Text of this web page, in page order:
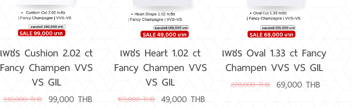
เพชร Cushion 2.02 ct
Fancy Champen VVS
VS GIL
330,000 THB 99,000 THB
เพชร Heart 1.02 ct
Fancy Champen VVS
VS GIL
169,000 THB 49,000 THB
เพชร Oval 1.33 ct Fancy
Champen VVS VS GIL
220,000 THB 69,000 THB